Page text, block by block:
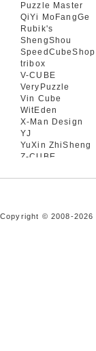
Puzzle Master
QiYi MoFangGe
Rubik's
ShengShou
SpeedCubeShop
tribox
V-CUBE
VeryPuzzle
Vin Cube
WitEden
X-Man Design
YJ
YuXin ZhiSheng
Z-CUBE
Copyright © 2008-2026